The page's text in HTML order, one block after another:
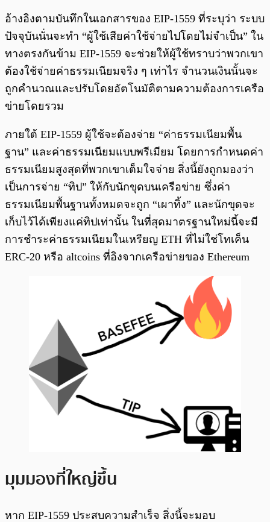
อ้างอิงตามบันทึกในเอกสารของ EIP-1559 ที่ระบุว่า ระบบ
ปัจจุบันนั่นจะทำ “ผู้ใช้เสียค่าใช้จ่ายไปโดยไม่จำเป็น” ใน
ทางตรงกันข้าม EIP-1559 จะช่วยให้ผู้ใช้ทราบว่าพวกเขา
ต้องใช้จ่ายค่าธรรมเนียมจริง ๆ เท่าไร จำนวนเงินนั้นจะ
ถูกคำนวณและปรับโดยอัตโนมัติตามความต้องการเครือ
ข่ายโดยรวม
ภายใต้ EIP-1559 ผู้ใช้จะต้องจ่าย “ค่าธรรมเนียมพื้น
ฐาน” และค่าธรรมเนียมแบบพรีเมียม โดยการกำหนดค่า
ธรรมเนียมสูงสุดที่พวกเขาเต็มใจจ่าย สิ่งนี้ยังถูกมองว่า
เป็นการจ่าย “ทิป” ให้กับนักขุดบนเครือข่าย ซึ่งค่า
ธรรมเนียมพื้นฐานทั้งหมดจะถูก “เผาทิ้ง” และนักขุดจะ
เก็บไว้ได้เพียงแค่ทิปเท่านั้น ในที่สุดมาตรฐานใหม่นี้จะมี
การชำระค่าธรรมเนียมในเหรียญ ETH ที่ไม่ใช่โทเค็น
ERC-20 หรือ altcoins ที่อิงจากเครือข่ายของ Ethereum
มุมมองที่ใหญ่ขึ้น
หาก EIP-1559 ประสบความสำเร็จ สิ่งนี้จะมอบ